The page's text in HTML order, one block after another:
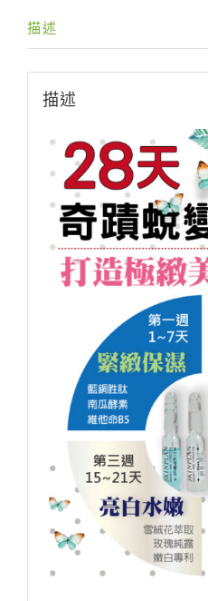
數
量
描述
描述